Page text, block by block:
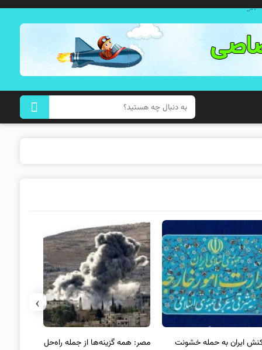
ایران به حمله خشونت
مصر: همه گزینه‌ها از جمله راه‌حل
›